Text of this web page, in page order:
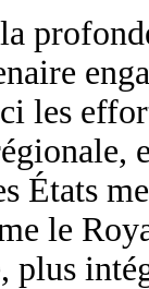
les
États
le
plus